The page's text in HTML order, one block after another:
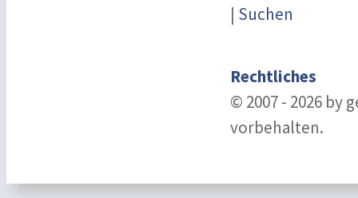
| Suchen
Rechtliches
© 2007 - 2026 by
vorbehalten.